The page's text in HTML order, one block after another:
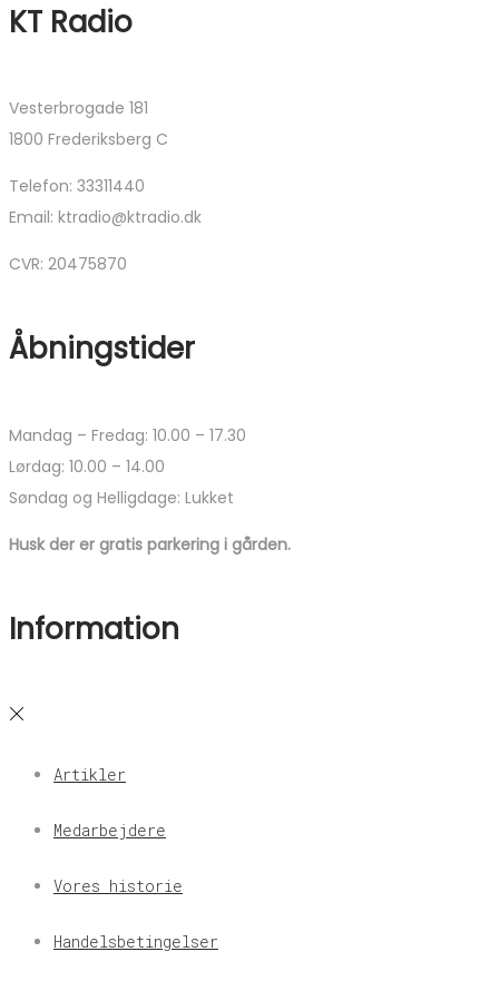
KT Radio
Vesterbrogade 181
1800 Frederiksberg C
Telefon: 33311440
Email: ktradio@ktradio.dk
CVR: 20475870
Åbningstider
Mandag – Fredag: 10.00 – 17.30
Lørdag: 10.00 – 14.00
Søndag og Helligdage: Lukket
Husk der er gratis parkering i gården.
Information
Artikler
Medarbejdere
Vores historie
Handelsbetingelser